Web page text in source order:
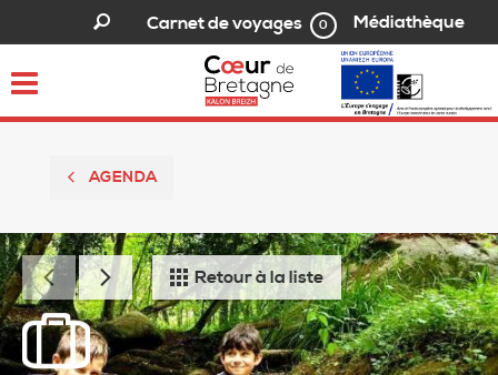
Carnet de voyages 0 Médiathèque
Toggle
navigation
AGENDA
Retour à la liste